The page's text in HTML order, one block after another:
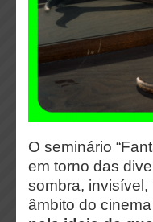
O seminário
em torno das
sombra, invisível,
âmbito do